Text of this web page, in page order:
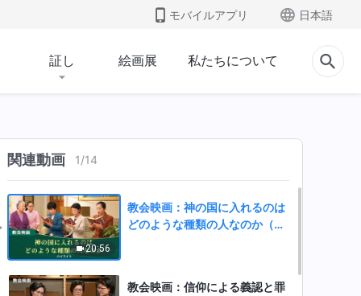
モバイルアプリ 日本語
証し 絵画展 私たちについて
関連動画 1/14
20:56
教会映画：神の国に入れるのは
どのような種類の人なのか（ハ
教会映画：信仰による義認と罪